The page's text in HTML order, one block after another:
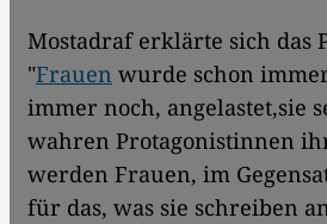
Mostadraf erklärte sich das
"Frauen wurde schon
immer noch, angelastet,sie
wahren Protagonistinnen
werden Frauen, im
für das, was sie schreiben